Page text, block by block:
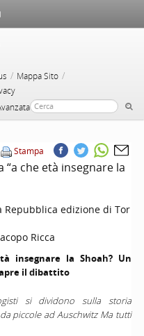
/ Mappa Sito /
Stampa
che età insegnare la
Repubblica edizione di Tor
Ricca
insegnare la Shoah? Un
il dibattito
si dividono sulla storia
piccole ad Auschwitz Ma tutti